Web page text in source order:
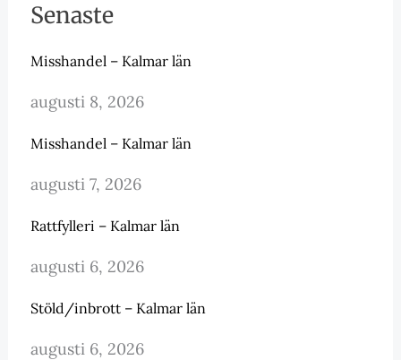
Senaste
Misshandel – Kalmar län
augusti 8, 2026
Misshandel – Kalmar län
augusti 7, 2026
Rattfylleri – Kalmar län
augusti 6, 2026
Stöld/inbrott – Kalmar län
augusti 6, 2026